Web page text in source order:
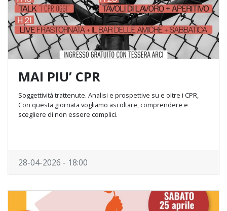
MAI PIU’ CPR
Soggettività trattenute. Analisi e prospettive su e oltre i CPR,
Con questa giornata vogliamo ascoltare, comprendere e
scegliere di non essere complici.
28-04-2026 - 18:00